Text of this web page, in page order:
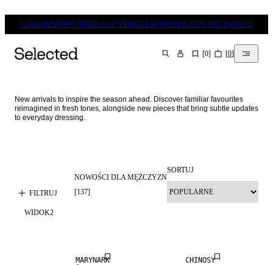
CZAS DOSTAWY MOŻE BYĆ TYMCZASOWO DŁUŻSZY NIŻ ZWYKLE
SZUKAJ [0] [0]
New arrivals to inspire the season ahead. Discover familiar favourites
reimagined in fresh tones, alongside new pieces that bring subtle updates
to everyday dressing.
FILTRUJ
NOWOŚCI DLA MĘŻCZYZN
[137]
SORTUJ
WIDOK2
NEW
ARRIVALS
MARYNARK
CHINOSY